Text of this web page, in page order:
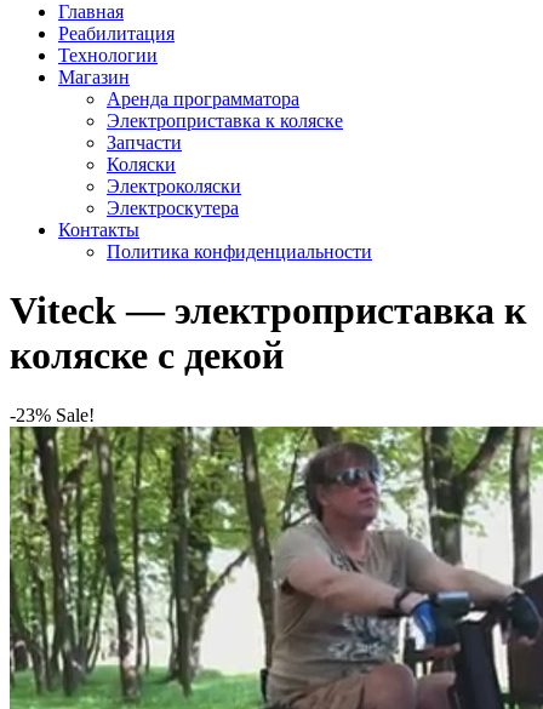
Главная
Реабилитация
Технологии
Магазин
Аренда программатора
Электроприставка к коляске
Запчасти
Коляски
Электроколяски
Электроскутера
Контакты
Политика конфиденциальности
Viteck — электроприставка к
коляске с декой
-23% Sale!